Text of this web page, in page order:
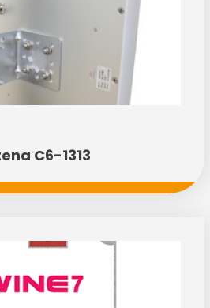
C6-1313